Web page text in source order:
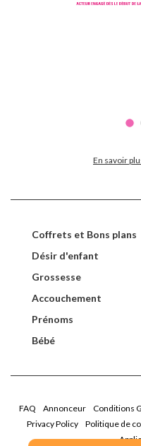
En savoir
Coffrets et Bons plans
Désir d'enfant
Grossesse
Accouchement
Prénoms
Bébé
FAQ Annonceur Conditions
Privacy Policy
Politique de